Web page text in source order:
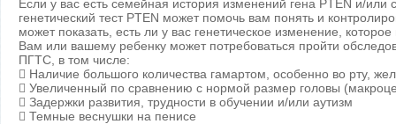
Если у вас есть семейная история изменений гена PTEN и/или
генетический тест PTEN может помочь вам понять и
может показать, есть ли у вас генетическое изменение,
Вам или вашему ребенку может потребоваться пройти
ПГТС, в том числе:
 Наличие большого количества гамартом, особенно во рту,
 Увеличенный по сравнению с нормой размер головы
 Задержки развития, трудности в обучении и/или аутизм
 Темные веснушки на пенисе